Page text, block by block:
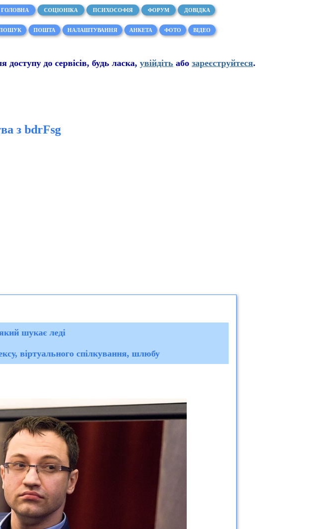
ГОЛОВНА СОЦІОНІКА ПСИХОСОФІЯ ФОРУМ ДОВІДКА
ПОШТА НАЛАШТУВАННЯ АНКЕТА ФОТО ВІДЕО
доступу до сервісів, будь ласка, увійдіть або зареєструйтеся.
з bdrFsg
шукає леді
віртуального спілкування, шлюбу